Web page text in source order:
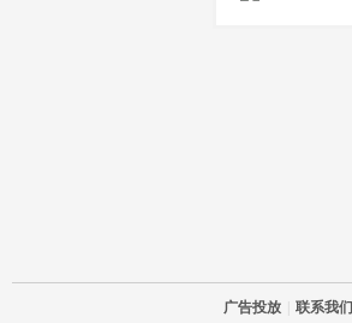
广告投放 联系我们